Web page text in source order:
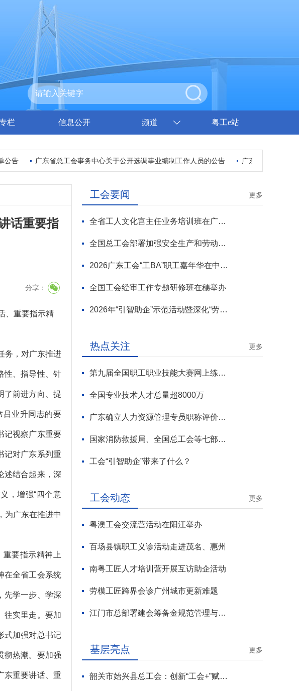
栏 信息公开 频道 粤工e站
告 广东省总工会事务中心关于公开选调事业编制工作人员的公告 广东省总工会2023-
话重要指
分享：
、重要指示精
务，对广东推进
性、指导性、针
了前进方向、提
吕业升同志的要
记视察广东重要
记对广东系列重
述结合起来，深
，增强“四个意
为广东在推进中
要指示精神上
在全省工会系统
先学一步、学深
往实里走。要加
式加强对总书记
彻热潮。要加强
东重要讲话、重
工会要闻 更多
全省工人文化宫主任业务培训班在广州开班
全国总工会部署加强安全生产和劳动保护工作
2026广东工会“工BA”职工嘉年华在中山举行
全国工会经审工作专题研修班在穗举办
2026年“引智助企”示范活动暨深化“劳模工匠进万企”专项行动启动
热点关注 更多
第九届全国职工职业技能大赛网上练兵正式启动
全国专业技术人才总量超8000万
广东确立人力资源管理专员职称评价标准
国家消防救援局、全国总工会等七部门联合部署 开展全民消防安全素质提升行动
工会“引智助企”带来了什么？
工会动态 更多
粤澳工会交流营活动在阳江举办
百场县镇职工义诊活动走进茂名、惠州
南粤工匠人才培训营开展互访助企活动
劳模工匠跨界会诊广州城市更新难题
江门市总部署建会筹备金规范管理与基层工会组建攻坚行动
基层亮点 更多
韶关市始兴县总工会：创新“工会+”赋能模式 为“百千万工程”蓄势添力